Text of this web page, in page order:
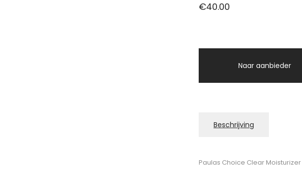
€40.00
Naar aanbieder
Beschrijving
Paulas Choice Clear Moisturizer